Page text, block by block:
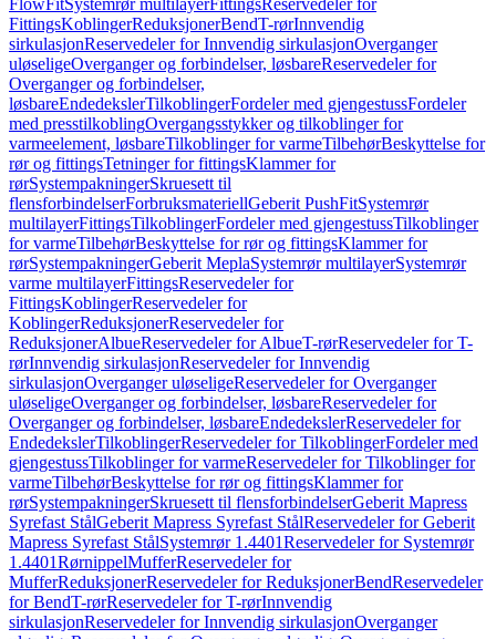
FlowFitSystemrør multilayerFittingsReservedeler for
FittingsKoblingerReduksjonerBendT-rørInnvendig
sirkulasjonReservedeler for Innvendig sirkulasjonOverganger
uløseligeOverganger og forbindelser, løsbareReservedeler for
Overganger og forbindelser,
løsbareEndedekslerTilkoblingerFordeler med gjengestussFordeler
med presstilkoblingOvergangsstykker og tilkoblinger for
varmeelement, løsbareTilkoblinger for varmeTilbehørBeskyttelse for
rør og fittingsTetninger for fittingsKlammer for
rørSystempakningerSkruesett til
flensforbindelserForbruksmateriellGeberit PushFitSystemrør
multilayerFittingsTilkoblingerFordeler med gjengestussTilkoblinger
for varmeTilbehørBeskyttelse for rør og fittingsKlammer for
rørSystempakningerGeberit MeplaSystemrør multilayerSystemrør
varme multilayerFittingsReservedeler for
FittingsKoblingerReservedeler for
KoblingerReduksjonerReservedeler for
ReduksjonerAlbueReservedeler for AlbueT-rørReservedeler for T-
rørInnvendig sirkulasjonReservedeler for Innvendig
sirkulasjonOverganger uløseligeReservedeler for Overganger
uløseligeOverganger og forbindelser, løsbareReservedeler for
Overganger og forbindelser, løsbareEndedekslerReservedeler for
EndedekslerTilkoblingerReservedeler for TilkoblingerFordeler med
gjengestussTilkoblinger for varmeReservedeler for Tilkoblinger for
varmeTilbehørBeskyttelse for rør og fittingsKlammer for
rørSystempakningerSkruesett til flensforbindelserGeberit Mapress
Syrefast StålGeberit Mapress Syrefast StålReservedeler for Geberit
Mapress Syrefast StålSystemrør 1.4401Reservedeler for Systemrør
1.4401RørnippelMufferReservedeler for
MufferReduksjonerReservedeler for ReduksjonerBendReservedeler
for BendT-rørReservedeler for T-rørInnvendig
sirkulasjonReservedeler for Innvendig sirkulasjonOverganger